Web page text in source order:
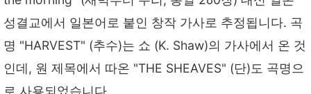
성결교에서 일본어로 붙인 창작 가사로 추정됩니다. 곡
명 "HARVEST" (추수)는 쇼 (K. Shaw)의 가사에서 온 것
인데, 원 제목에서 따온 "THE SHEAVES" (단)도 곡명으
로 사용되었습니다.